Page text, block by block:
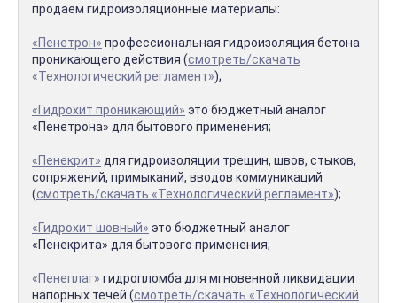
продаём гидроизоляционные материалы:
«Пенетрон» профессиональная гидроизоляция бетона
проникающего действия (смотреть/скачать
«Технологический регламент»);
«Гидрохит проникающий» это бюджетный аналог
«Пенетрона» для бытового применения;
«Пенекрит» для гидроизоляции трещин, швов, стыков,
сопряжений, примыканий, вводов коммуникаций
(смотреть/скачать «Технологический регламент»);
«Гидрохит шовный» это бюджетный аналог
«Пенекрита» для бытового применения;
«Пенеплаг» гидропломба для мгновенной ликвидации
напорных течей (смотреть/скачать «Технологический